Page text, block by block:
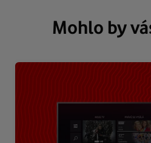
Mohlo by